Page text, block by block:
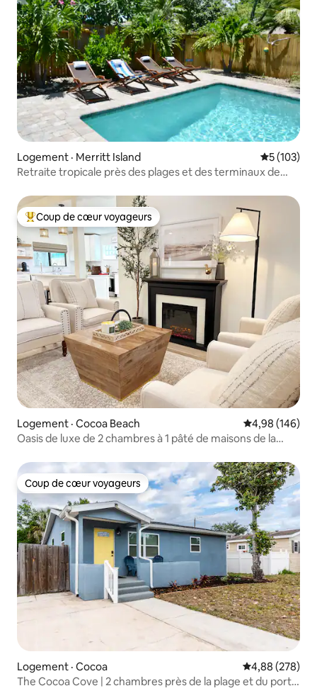
Logement · Merritt Island Note
5 (103)
Retraite tropicale près des plages et des terminaux de
Coup de cœur voyageurs parmi les plus aimés
Coup de cœur voyageurs
Logement · Cocoa Beach Note
4,98 (146)
Oasis de luxe de 2 chambres à 1 pâté de maisons de la
Coup de cœur voyageurs
Coup de cœur voyageurs
Logement · Cocoa Note
4,88 (278)
The Cocoa Cove | 2 chambres près de la plage et du port